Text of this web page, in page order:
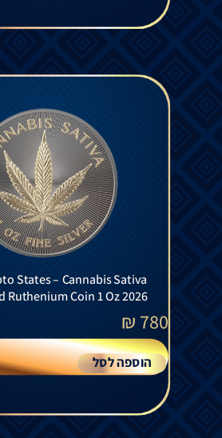
States – Cannabis Sativa
Ruthenium Coin 1 Oz 2026
780
₪
הוספה לסל